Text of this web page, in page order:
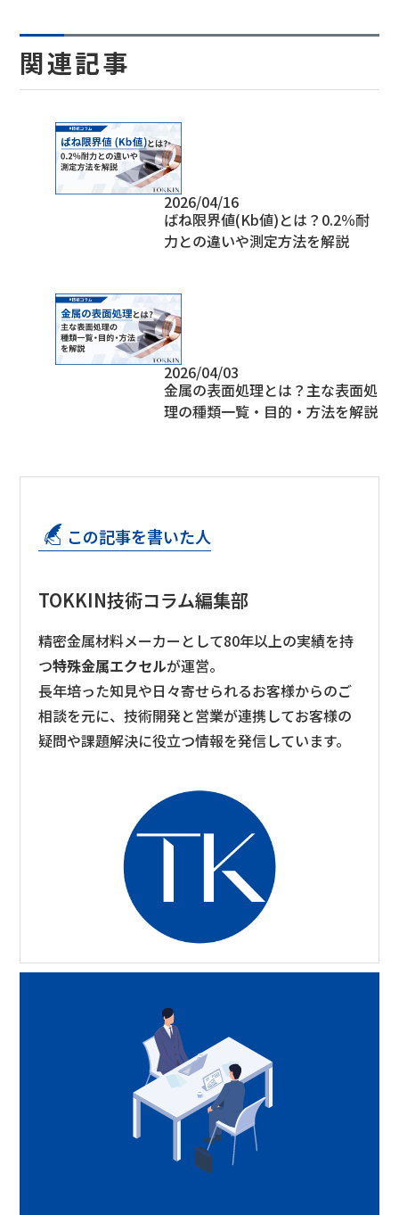
関連記事
2026/04/16
ばね限界値(Kb値)とは？0.2％耐
力との違いや測定方法を解説
2026/04/03
金属の表面処理とは？主な表面処
理の種類一覧・目的・方法を解説
この記事を書いた人
TOKKIN技術コラム編集部
精密金属材料メーカーとして80年以上の実績を持
つ特殊金属エクセルが運営。
長年培った知見や日々寄せられるお客様からのご
相談を元に、技術開発と営業が連携してお客様の
疑問や課題解決に役立つ情報を発信しています。​